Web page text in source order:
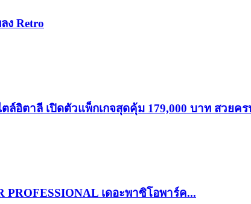
ง Retro
อิตาลี เปิดตัวแพ็กเกจสุดคุ้ม 179,000 บาท สวยคร
เดอะพาซิโอพาร์ค...